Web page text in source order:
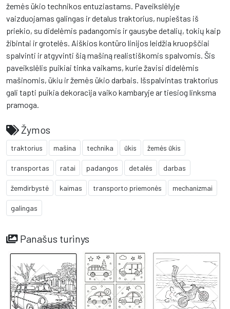
žemės ūkio technikos entuziastams. Paveikslėlyje
vaizduojamas galingas ir detalus traktorius, nupieštas iš
priekio, su didelėmis padangomis ir gausybe detalių, tokių kaip
žibintai ir grotelės. Aiškios kontūro linijos leidžia kruopščiai
spalvinti ir atgyvinti šią mašiną realistiškomis spalvomis. Šis
paveikslėlis puikiai tinka vaikams, kurie žavisi didelėmis
mašinomis, ūkiu ir žemės ūkio darbais. Išspalvintas traktorius
gali tapti puikia dekoracija vaiko kambaryje ar tiesiog linksma
pramoga.
Žymos
traktorius mašina technika ūkis žemės ūkis
transportas ratai padangos detalės darbas
žemdirbystė kaimas transporto priemonės mechanizmai
galingas
Panašus turinys